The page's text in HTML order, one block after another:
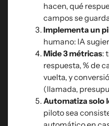
hacen, qué
campos se
Implementa un
humano: IA
Mide 3 métricas:
respuesta, % de
vuelta, y
(llamada,
Automatiza solo
piloto sea